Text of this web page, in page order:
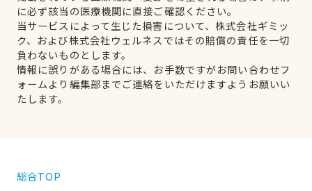
に必ず該当の医療機関に直接ご確認ください。
当サービスによって生じた損害について、株式会社ギミッ
ク、および株式会社ウェルネスではその賠償の責任を一切
負わないものとします。
情報に誤りがある場合には、お手数ですがお問い合わせフ
ォームより編集部までご連絡をいただけますようお願いい
たします。
総合TOP